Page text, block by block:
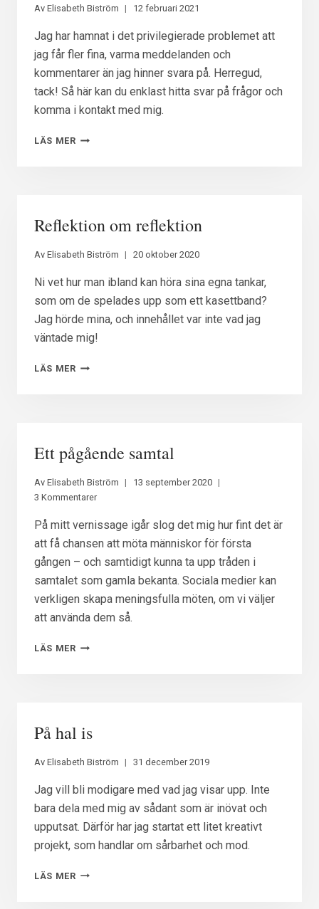
Av Elisabeth Biström 12 februari 2021
Jag har hamnat i det privilegierade problemet att
jag får fler fina, varma meddelanden och
kommentarer än jag hinner svara på. Herregud,
tack! Så här kan du enklast hitta svar på frågor och
komma i kontakt med mig.
LÄS MERKONTAKTVÄGAR
Reflektion om reflektion
Av Elisabeth Biström 20 oktober 2020
Ni vet hur man ibland kan höra sina egna tankar,
som om de spelades upp som ett kasettband?
Jag hörde mina, och innehållet var inte vad jag
väntade mig!
LÄS MERREFLEKTION
Ett pågående samtal
Av Elisabeth Biström
13 september 2020
3 Kommentarer
På mitt vernissage igår slog det mig hur fint det är
att få chansen att möta människor för första
gången – och samtidigt kunna ta upp tråden i
samtalet som gamla bekanta. Sociala medier kan
verkligen skapa meningsfulla möten, om vi väljer
att använda dem så.
LÄS MERETT
På hal is
Av Elisabeth Biström 31 december 2019
Jag vill bli modigare med vad jag visar upp. Inte
bara dela med mig av sådant som är inövat och
upputsat. Därför har jag startat ett litet kreativt
projekt, som handlar om sårbarhet och mod.
LÄS MERPÅ